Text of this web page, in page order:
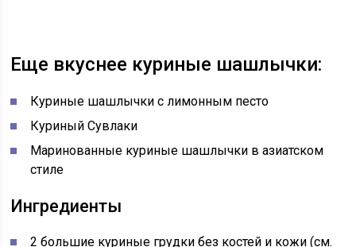
Еще вкуснее куриные шашлычки:
Куриные шашлычки с лимонным песто
Куриный Сувлаки
Маринованные куриные шашлычки в азиатском
стиле
Ингредиенты
2 большие куриные грудки без костей и кожи (см.